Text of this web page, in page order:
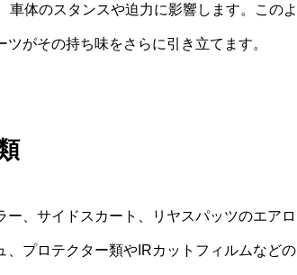
体のスタンスや迫力に影響します。このよ
がその持ち味をさらに引き立てます。
、サイドスカート、リヤスパッツのエアロ
プロテクター類やIRカットフィルムなどの